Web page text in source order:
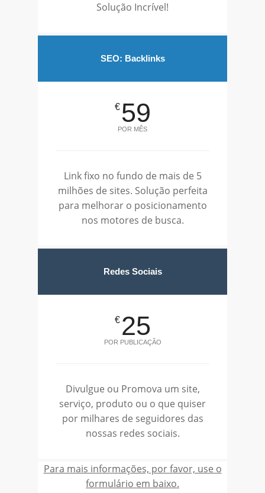
Solução Incrível!
SEO: Backlinks
€ 59
POR MÊS
Link fixo no fundo de mais de 5
milhões de sites. Solução perfeita
para melhorar o posicionamento
nos motores de busca.
Redes Sociais
€ 25
POR PUBLICAÇÃO
Divulgue ou Promova um site,
serviço, produto ou o que quiser
por milhares de seguidores das
nossas redes sociais.
Para mais informações, por favor, use o
formulário em baixo.